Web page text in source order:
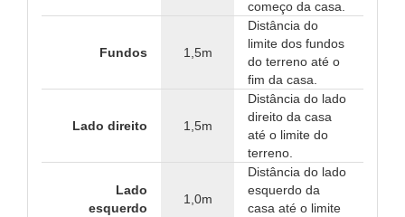
começo da casa.
Fundos 1,5m
Distância do
limite dos fundos
do terreno até o
fim da casa.
Lado direito 1,5m
Distância do lado
direito da casa
até o limite do
terreno.
Lado
esquerdo
1,0m
Distância do lado
esquerdo da
casa até o limite